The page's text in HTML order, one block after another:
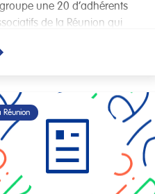
une 20 d’adhérents
de la Réunion qui
et l’insertion des
en situation […]
Réunion